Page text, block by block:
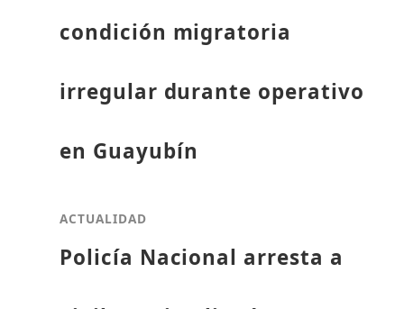
condición migratoria
irregular durante operativo
en Guayubín
ACTUALIDAD
Policía Nacional arresta a